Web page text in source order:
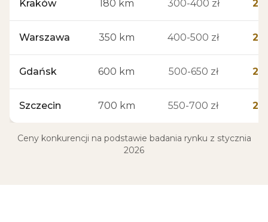
Kraków 180 km 300-400 zł
Warszawa 350 km 400-500 zł
Gdańsk 600 km 500-650 zł
Szczecin 700 km 550-700 zł
Ceny konkurencji na podstawie badania rynku z stycznia
2026